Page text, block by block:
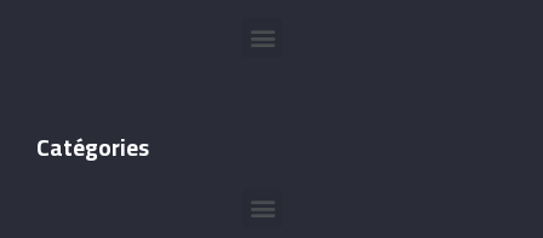
Catégories